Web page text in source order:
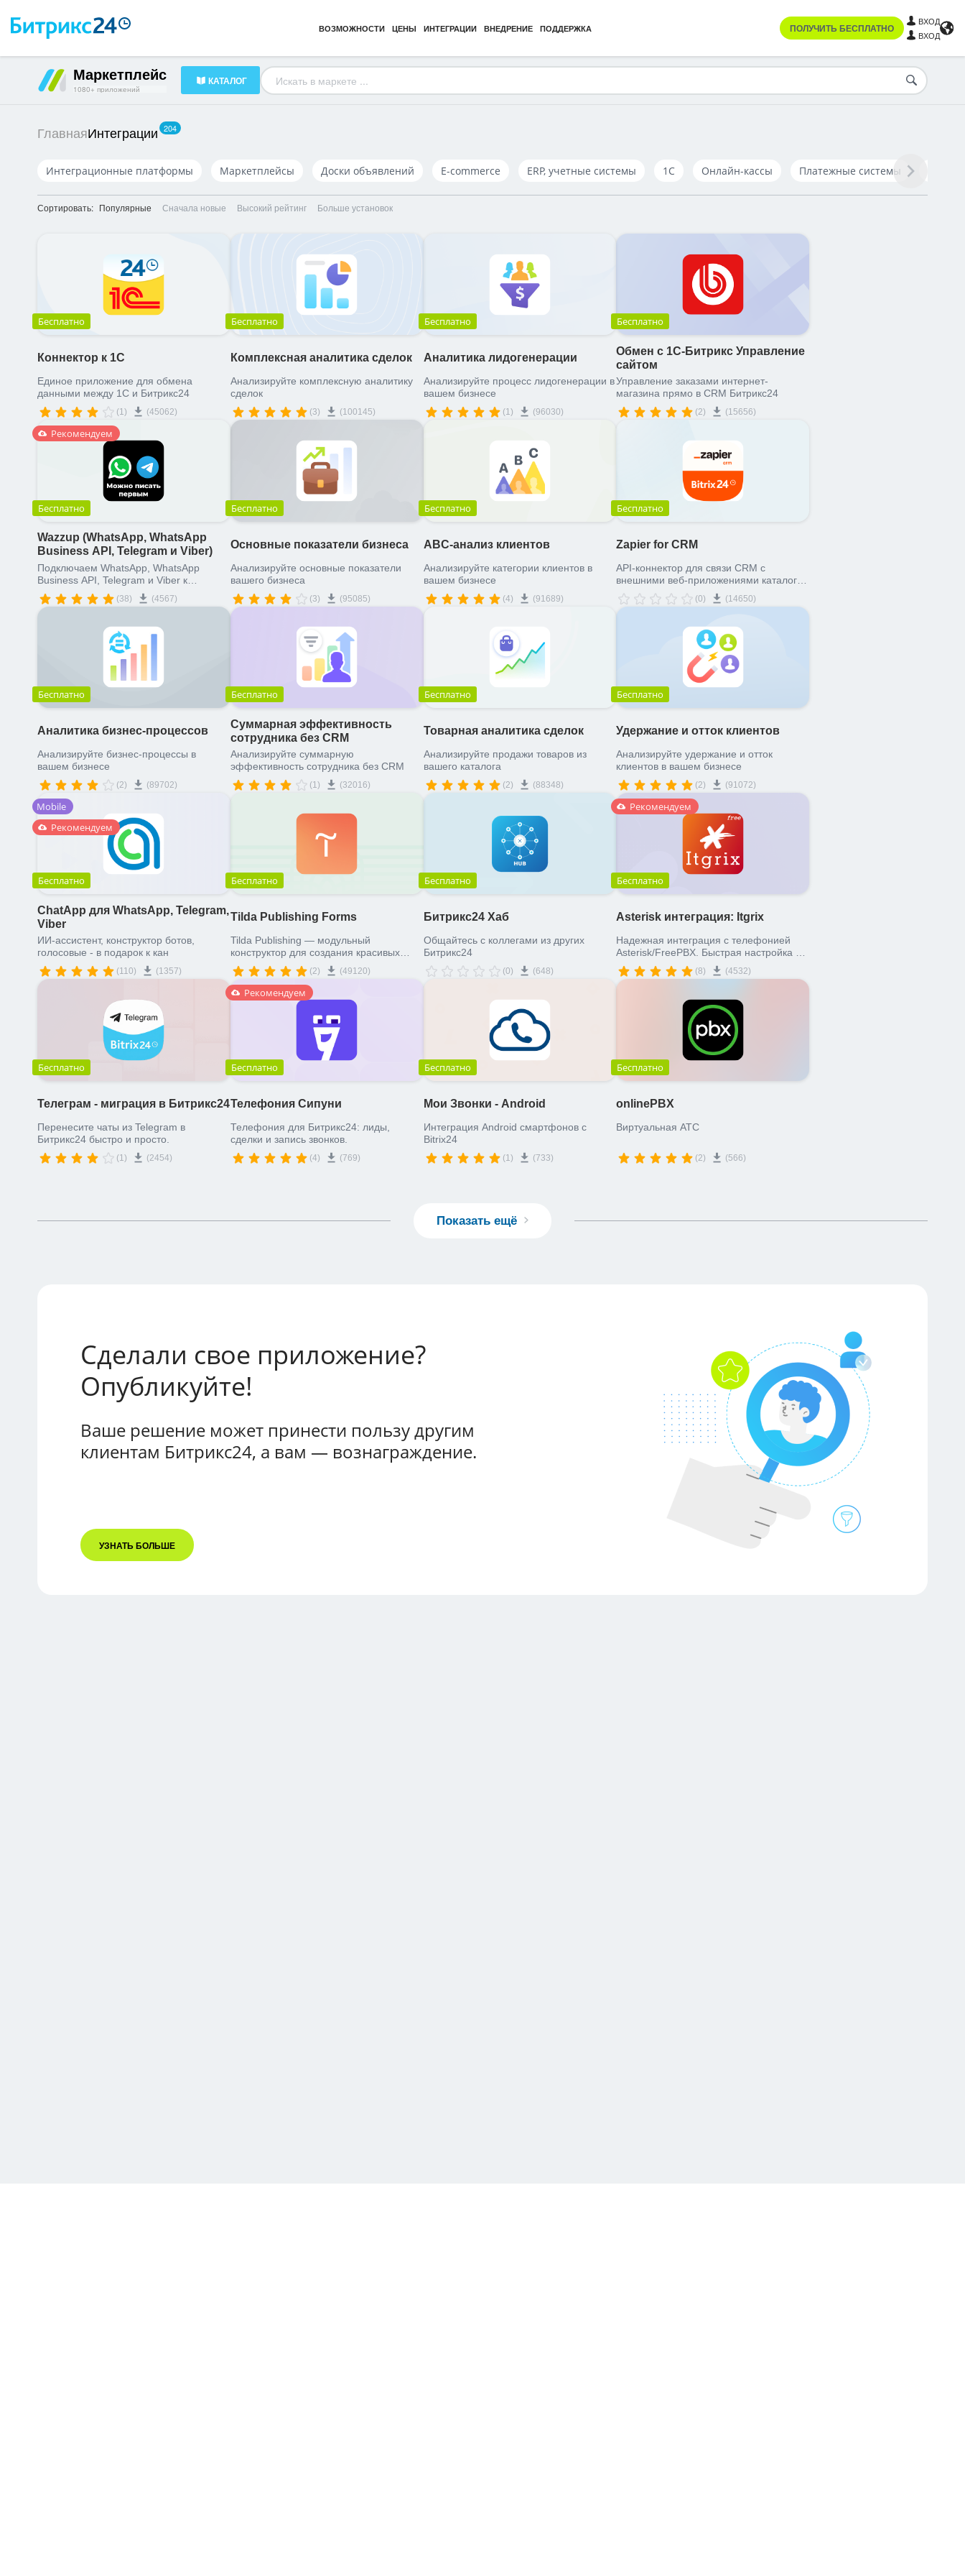
ВОЗМОЖНОСТИ ЦЕНЫ ИНТЕГРАЦИИ ВНЕДРЕНИЕ ПОДДЕРЖКА ПОЛУЧИТЬ БЕСПЛАТНО
ВХОД
ВХОД
Маркетплейс
1080+ приложений
КАТАЛОГ
HR-менеджмент
ГлавнаяИнтеграции 204
Интеграционные платформы Маркетплейсы Доски объявлений E-commerce ERP, учетные системы 1С Онлайн-кассы Платежные системы
Сортировать: Популярные Сначала новые Высокий рейтинг Больше установок
Бесплатно
Коннектор к 1С
Единое приложение для обмена
данными между 1С и Битрикс24
(1) (45062)
Бесплатно
Комплексная аналитика сделок
Анализируйте комплексную аналитику
сделок
(3) (100145)
Бесплатно
Аналитика лидогенерации
Анализируйте процесс лидогенерации в
вашем бизнесе
(1) (96030)
Бесплатно
Обмен с 1С-Битрикс Управление
сайтом
Управление заказами интернет-
магазина прямо в CRM Битрикс24
(2) (15656)
Рекомендуем
Бесплатно
Wazzup (WhatsApp, WhatsApp
Business API, Telegram и Viber)
Подключаем WhatsApp, WhatsApp
Business API, Telegram и Viber к
Битрикс24
(38) (4567)
Бесплатно
Основные показатели бизнеса
Анализируйте основные показатели
вашего бизнеса
(3) (95085)
Бесплатно
ABC-анализ клиентов
Анализируйте категории клиентов в
вашем бизнесе
(4) (91689)
Бесплатно
Zapier for CRM
API-коннектор для связи CRM с
внешними веб-приложениями каталога
Zapier
(0) (14650)
Бесплатно
Аналитика бизнес-процессов
Анализируйте бизнес-процессы в
вашем бизнесе
(2) (89702)
Бесплатно
Суммарная эффективность
сотрудника без CRM
Анализируйте суммарную
эффективность сотрудника без CRM
(1) (32016)
Бесплатно
Товарная аналитика сделок
Анализируйте продажи товаров из
вашего каталога
(2) (88348)
Бесплатно
Удержание и отток клиентов
Анализируйте удержание и отток
клиентов в вашем бизнесе
(2) (91072)
Mobile
Рекомендуем
Бесплатно
ChatApp для WhatsApp, Telegram,
Viber
ИИ-ассистент, конструктор ботов,
голосовые - в подарок к кан
(110) (1357)
Бесплатно
Tilda Publishing Forms
Tilda Publishing — модульный
конструктор для создания красивых
сайтов без программирования.
Позволяет создавать многостраничные
сайты, лендинги, интернет-магазины,
презентации, блоги.
(2) (49120)
Бесплатно
Битрикс24 Хаб
Общайтесь с коллегами из других
Битрикс24
(0) (648)
Рекомендуем
Бесплатно
Asterisk интеграция: Itgrix
Надежная интеграция с телефонией
Asterisk/FreePBX. Быстрая настройка за
день. Стабильное решение - поставил и
забыл. Тестовый период 1 неделя.
(8) (4532)
Бесплатно
Телеграм - миграция в Битрикс24
Перенесите чаты из Telegram в
Битрикс24 быстро и просто.
(1) (2454)
Рекомендуем
Бесплатно
Телефония Сипуни
Телефония для Битрикс24: лиды,
сделки и запись звонков.
(4) (769)
Бесплатно
Мои Звонки - Android
Интеграция Android смартфонов с
Bitrix24
(1) (733)
Бесплатно
onlinePBX
Виртуальная АТС
(2) (566)
Показать ещё
Сделали свое приложение?
Опубликуйте!
Ваше решение может принести пользу другим
клиентам Битрикс24, а вам — вознаграждение.
УЗНАТЬ БОЛЬШЕ